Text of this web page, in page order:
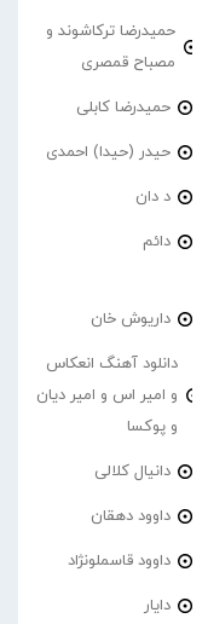
حمیدرضا ترکاشوند و
مصباح قمصری
حمیدرضا کابلی
حیدر (حیدا) احمدی
د دان
دائم
داریوش خان
دانلود آهنگ انعکاس
و امیر اس و امیر دیان
و پوکسا
دانیال کلالی
داوود دهقان
داوود قاسملونژاد
دایار